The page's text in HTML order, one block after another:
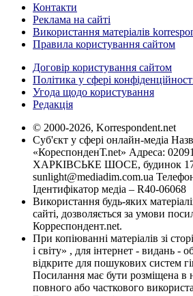
Контакти
Реклама на сайті
Використання матеріалів
Правила користування сайтом
Договір користування сайтом
Політика у сфері
Угода щодо користування
Редакція
© 2000-2026, Korrespondent.net
Суб'єкт у сфері онлайн-медіа
«КореспонденТ.net» Адреса:
ХАРКІВСЬКЕ ШОСЕ, будинок
sunlight@mediadim.com.ua
Ідентифікатор медіа – R40-06068
Використання будь-яких
сайті, дозволяється за умови
Корреспондент.net.
При копіюванні матеріалів зі
і світу» , для інтернет - видань -
відкрите для пошукових систем
Посилання має бути розміщена в
повного або часткового